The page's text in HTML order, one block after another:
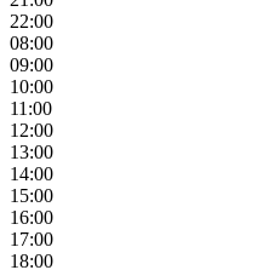
22:00
08:00
09:00
10:00
11:00
12:00
13:00
14:00
15:00
16:00
17:00
18:00